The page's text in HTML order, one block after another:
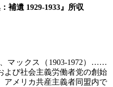
補遺 1929-1933』所収
マックス（1903-1972）……
よび社会主義労働者党の創始
アメリカ共産主義者同盟内で